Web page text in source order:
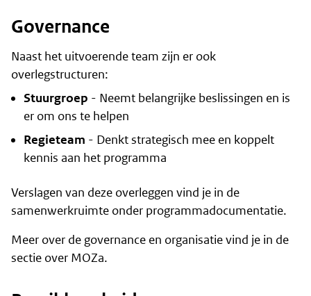
Governance
Naast het uitvoerende team zijn er ook
overlegstructuren:
Stuurgroep - Neemt belangrijke beslissingen en is
er om ons te helpen
Regieteam - Denkt strategisch mee en koppelt
kennis aan het programma
Verslagen van deze overleggen vind je in de
samenwerkruimte onder programmadocumentatie.
Meer over de governance en organisatie vind je in de
sectie over MOZa.